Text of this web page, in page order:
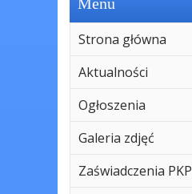
Strona główna
Aktualności
Ogłoszenia
Galeria zdjęć
Zaświadczenia PKP